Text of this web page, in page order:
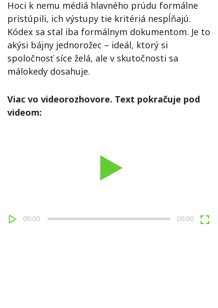
Hoci k nemu médiá hlavného prúdu formálne
pristúpili, ich výstupy tie kritériá nespĺňajú.
Kódex sa stal iba formálnym dokumentom. Je to
akýsi bájny jednorožec – ideál, ktorý si
spoločnosť síce želá, ale v skutočnosti sa
málokedy dosahuje.
Viac vo videorozhovore. Text pokračuje pod
videom:
00:00 00:00